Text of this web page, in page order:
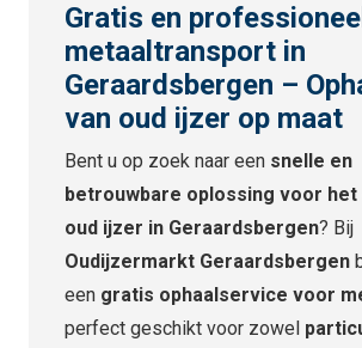
Gratis en professioneel
metaaltransport in
Geraardsbergen –
van oud ijzer op maat
Bent u op zoek naar een snelle en
betrouwbare oplossing voor het
oud ijzer in Geraardsbergen? Bij
Oudijzermarkt Geraardsbergen
een gratis ophaalservice voor
perfect geschikt voor zowel